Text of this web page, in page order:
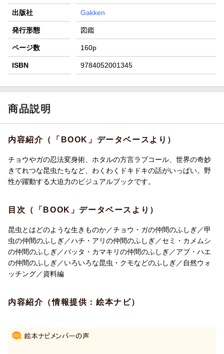
条件達成で楽天限定・宝塚歌劇 宙組貸切公演ペアチケット
が当たる
出版社 Gakken
発行形態 図鑑
ページ数 160p
ISBN 9784052001345
商品説明
内容紹介（「BOOK」データベースより）
チョウやガの忍法変身術、ホタルの方言ラブコール、世界の奇妙
きてれつな昆虫たちなど、わくわくドキドキの話がいっぱい。野
性が躍動する大迫力のビジュアルブックです。
目次（「BOOK」データベースより）
昆虫とはどのような生きものか／チョウ・ガの仲間のふしぎ／甲
虫の仲間のふしぎ／ハチ・アリの仲間のふしぎ／セミ・カメムシ
の仲間のふしぎ／バッタ・カマキリの仲間のふしぎ／アブ・ハエ
の仲間のふしぎ／いろいろな昆虫・クモなどのふしぎ／自然ウォ
ッチング／資料編
内容紹介（情報提供：絵本ナビ）